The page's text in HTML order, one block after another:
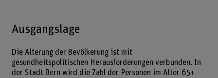
Ausgangslage
Die Alterung der Bevölkerung ist mit
gesundheitspolitischen Herausforderungen verbunden. In
der Stadt Bern wird die Zahl der Personen im Alter 65+